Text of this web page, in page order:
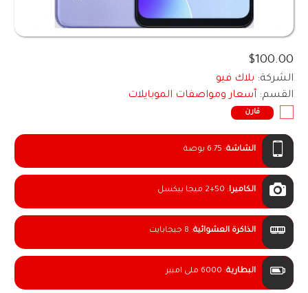
$100.00
الشركة: بلاك فيو
القسم: أسعار ومواصفات الموبايلات
قارن
الشاشة: 6.75 بوصة
الكاميرا: 2+50 ميجا بيكسل
الذاكرة العشوائية: 8 جيجابايت
البطارية: 6000 ملى امبير